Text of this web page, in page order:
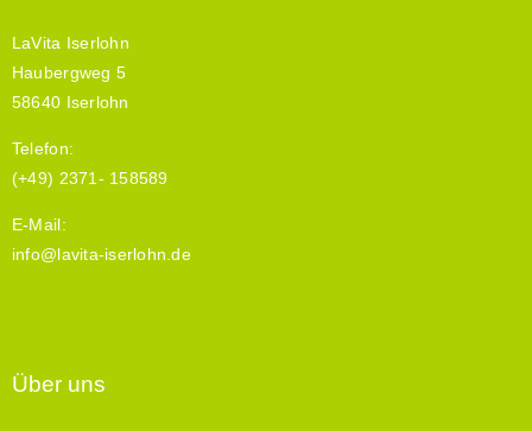
LaVita Iserlohn
Haubergweg 5
58640 Iserlohn
Telefon:
(+49) 2371- 158589
E-Mail:
info@lavita-iserlohn.de
Über uns